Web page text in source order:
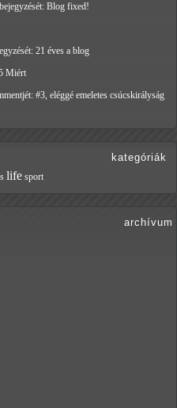
bejegyzését: Blog fixed!
21 éves a blog
Miért
#3, eléggé emeletes csúcskirályság
kategóriák
life sport
archívum